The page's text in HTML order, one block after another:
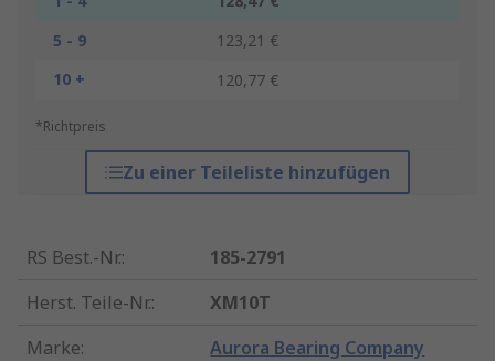
5 - 9
123,21 €
10 +
120,77 €
*Richtpreis
Zu einer Teileliste hinzufügen
RS Best.-Nr.:
185-2791
Herst. Teile-Nr.:
XM10T
Marke: Aurora Bearing Company